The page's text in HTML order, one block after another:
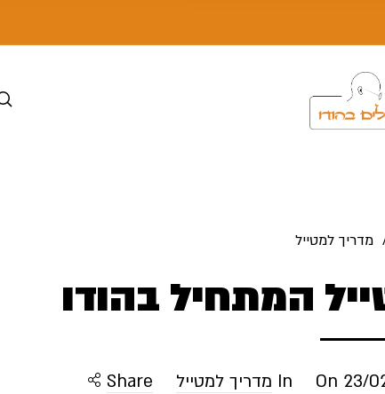
מדריך למטייל
המתחיל בהודו
On 23/
In מדריך למטייל Share